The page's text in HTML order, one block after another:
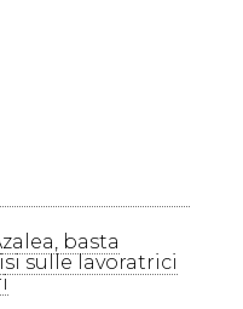
basta
sulle lavoratrici